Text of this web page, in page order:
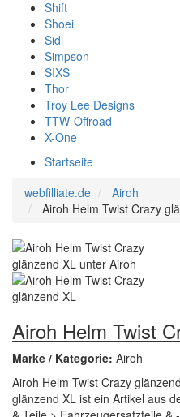
Shift
Shoei
Sidi
Simpson
SIXS
Thor
Troy Lee Designs
TTW-Offroad
X-One
Startseite
webfilliate.de
Airoh
Airoh Helm Twist Crazy
Airoh Helm Twist
Marke / Kategorie: Airoh
Airoh Helm Twist Crazy
glänzend XL ist ein Artikel aus